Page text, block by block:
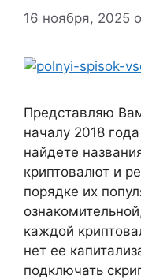
16 ноября, 2025
Представляю
началу 2018
найдете
криптовалют и
порядке их
каждой
нет ее
подключать